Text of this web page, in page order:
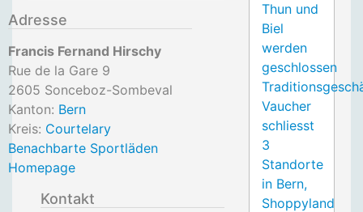
Adresse
Francis Fernand Hirschy
Rue de la Gare 9
2605 Sonceboz-Sombeval
Kanton: Bern
Kreis: Courtelary
Benachbarte Sportläden
Homepage
Kontakt
Thun und
Biel
werden
geschlossen
Vaucher
schliesst
3
Standorte
in Bern,
Shoppyland